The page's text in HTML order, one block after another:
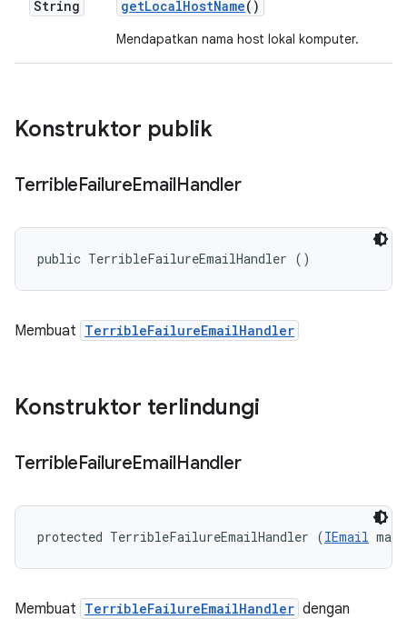
String getLocalHostName()
Mendapatkan nama host lokal komputer.
Konstruktor publik
TerribleFailureEmailHandler
public TerribleFailureEmailHandler ()
Membuat TerribleFailureEmailHandler
Konstruktor terlindungi
TerribleFailureEmailHandler
protected TerribleFailureEmailHandler (IEmail
Membuat TerribleFailureEmailHandler dengan